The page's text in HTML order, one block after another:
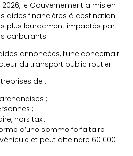
2026, le Gouvernement a mis en
aides financières à destination
plus lourdement impactés par
carburants.
annoncées, l’une concernait
du transport public routier.
de :
;
;
hors taxi.
d’une somme forfaitaire
et peut atteindre 60 000